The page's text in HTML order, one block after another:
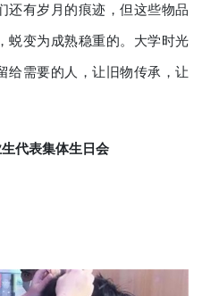
还有岁月的痕迹，但这些物品
蜕变为成熟稳重的。大学时光
给需要的人，让旧物传承，让
代表集体生日会